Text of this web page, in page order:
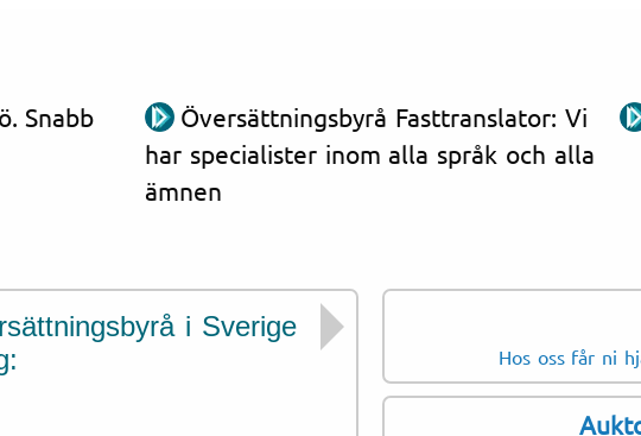
Snabb
Översättningsbyrå Fasttranslator: Vi
har specialister inom alla språk och alla
ämnen
i Sverige
Dokument som
Domstolsbeslut
Hos oss får ni